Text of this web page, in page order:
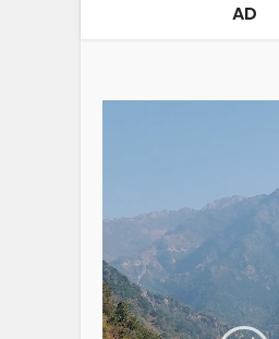
AD